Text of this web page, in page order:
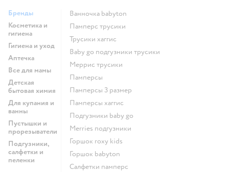
Бренды
Косметика и
гигиена
Гигиена и уход
Аптечка
Все для мамы
Детская
бытовая химия
Для купания и
ванны
Пустышки и
прорезыватели
Подгузники,
салфетки и
пеленки
ванночка babyton
памперс трусики
трусики хаггис
baby go подгузники трусики
меррис трусики
памперсы
памперсы 3 размер
памперсы хаггис
подгузники baby go
merries подгузники
горшок roxy kids
горшок babyton
салфетки памперс